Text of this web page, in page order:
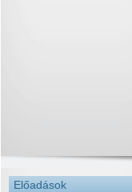
Előadások